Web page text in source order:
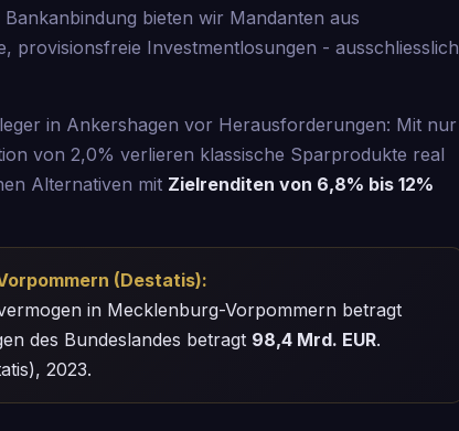
bieten wir Mandanten aus
provisionsfreie Investmentlosungen - ausschliesslich
in Ankershagen vor Herausforderungen: Mit nur
von 2,0% verlieren klassische Sparprodukte real
Alternativen mit Zielrenditen von 6,8% bis 12%
(Destatis):
in Mecklenburg-Vorpommern betragt
des Bundeslandes betragt 98,4 Mrd. EUR.
2023.